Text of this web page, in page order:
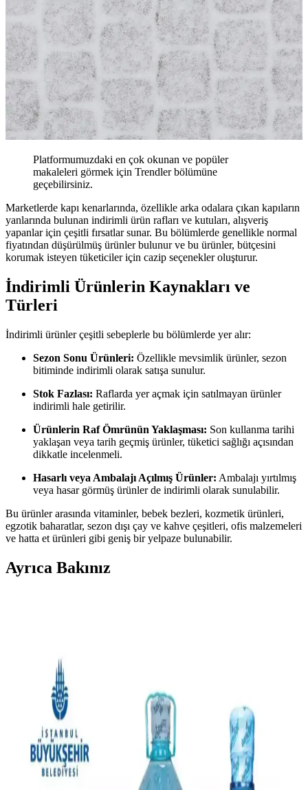
Platformumuzdaki en çok okunan ve popüler
makaleleri görmek için Trendler bölümüne
geçebilirsiniz.
Marketlerde kapı kenarlarında, özellikle arka odalara çıkan kapıların
yanlarında bulunan indirimli ürün rafları ve kutuları, alışveriş
yapanlar için çeşitli fırsatlar sunar. Bu bölümlerde genellikle normal
fiyatından düşürülmüş ürünler bulunur ve bu ürünler, bütçesini
korumak isteyen tüketiciler için cazip seçenekler oluşturur.
İndirimli Ürünlerin Kaynakları ve
Türleri
İndirimli ürünler çeşitli sebeplerle bu bölümlerde yer alır:
Sezon Sonu Ürünleri: Özellikle mevsimlik ürünler, sezon
bitiminde indirimli olarak satışa sunulur.
Stok Fazlası: Raflarda yer açmak için satılmayan ürünler
indirimli hale getirilir.
Ürünlerin Raf Ömrünün Yaklaşması: Son kullanma tarihi
yaklaşan veya tarih geçmiş ürünler, tüketici sağlığı açısından
dikkatle incelenmeli.
Hasarlı veya Ambalajı Açılmış Ürünler: Ambalajı yırtılmış
veya hasar görmüş ürünler de indirimli olarak sunulabilir.
Bu ürünler arasında vitaminler, bebek bezleri, kozmetik ürünleri,
egzotik baharatlar, sezon dışı çay ve kahve çeşitleri, ofis malzemeleri
ve hatta et ürünleri gibi geniş bir yelpaze bulunabilir.
Ayrıca Bakınız
dostu seçenekler inceleniyor. Market markaları, indirimler ve
alternatif mağazalar tüketicilerin tasarruf sağlamasında önemli rol
Tractor Supply Ürün Fiyatları ve Alışveriş
Stratejileri: Tarım ve Evcil Hayvan Ürünleri Analizi
Tractor Supply, tarım ve çiftlik ürünlerinde uygun fiyatlar sunarken
evcil hayvan ve elektronik ürünlerde fiyat farklılıkları gösteriyor.
Alışverişte fiyat karşılaştırması ve indirim takibi önemlidir.